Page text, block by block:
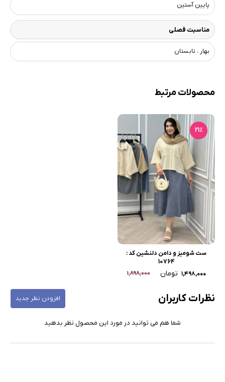
پایین آستین
مناسبت فصلی
بهار ، تابستان
محصولات مرتبط
21٪
ست شومیز و دامن دلنشین کد :
10764
۱,۴۹۸,۰۰۰ تومان ۱,۸۹۸,۰۰۰
نظرات کاربران افزودن نظر جدید
شما هم می توانید در مورد این محصول نظر بدهید